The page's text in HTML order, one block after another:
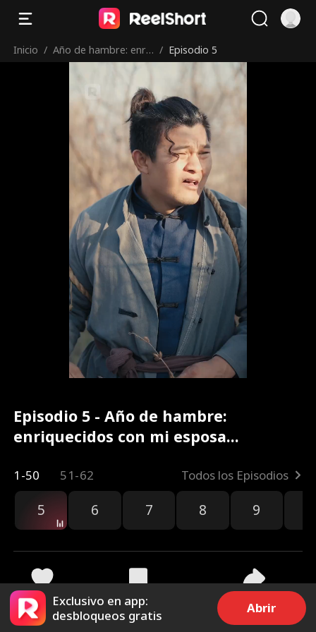
Inicio / Año de hambre: enri
quecidos con mi esp
osa silenciosa
/ Episodio 5
Episodio 5 - Año de hambre:
enriquecidos con mi esposa
1-50 51-62 Todos los Episodios
5 6 7 8 9
2.9k 8.2k Compartir
Exclusivo en app:
desbloqueos gratis
Abrir